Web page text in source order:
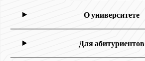
О университете
Для абитуриентов